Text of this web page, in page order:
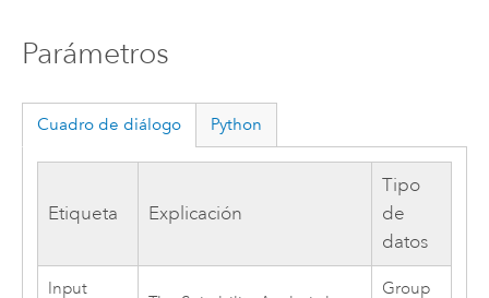
Parámetros
Cuadro de diálogo Python
Etiqueta Explicación
Tipo
de
datos
Input
Group